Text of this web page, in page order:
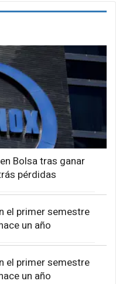
Bolsa tras ganar
pérdidas
el primer semestre
un año
el primer semestre
un año